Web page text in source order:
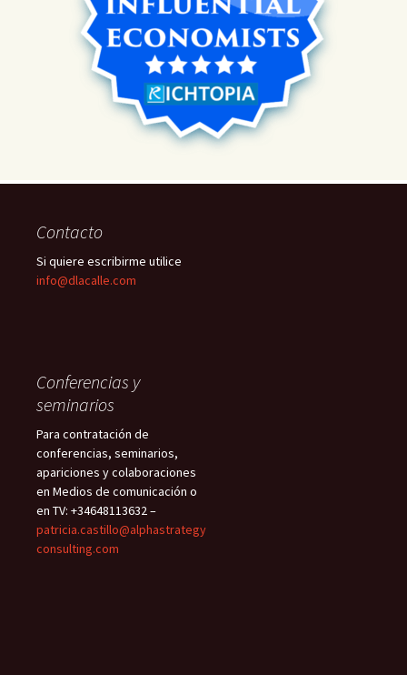
Contacto
Si quiere escribirme utilice
info@dlacalle.com
Conferencias y
seminarios
Para contratación de
conferencias, seminarios,
apariciones y colaboraciones
en Medios de comunicación o
en TV: +34648113632 –
patricia.castillo@alphastrategy
consulting.com